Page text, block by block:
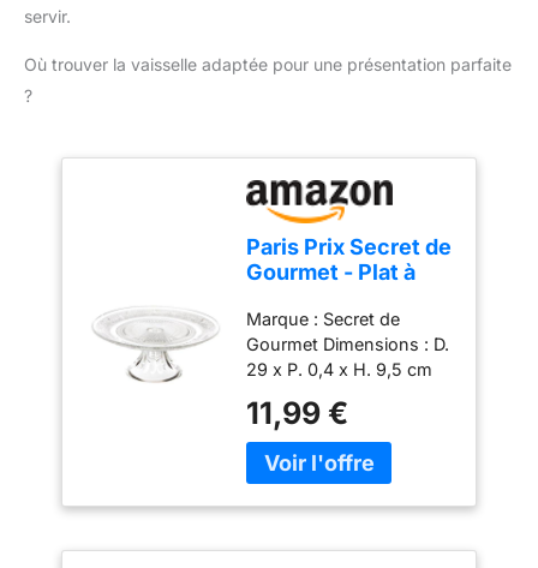
cuisson, lavez les à la
utilisation
servir.
Où trouver la vaisselle adaptée pour une présentation parfaite
?
Paris Prix Secret de
Gourmet - Plat à
Renaissance 29cm
Transparent
Marque : Secret de
Gourmet Dimensions : D.
29 x P. 0,4 x H. 9,5 cm
Transparent
11,99 €